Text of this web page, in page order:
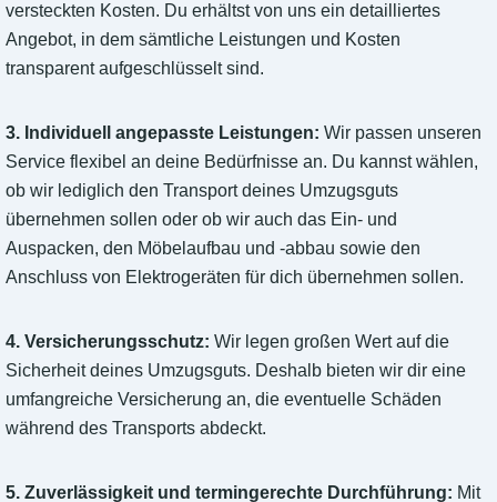
versteckten Kosten. Du erhältst von uns ein detailliertes
Angebot, in dem sämtliche Leistungen und Kosten
transparent aufgeschlüsselt sind.
3. Individuell angepasste Leistungen: Wir passen unseren
Service flexibel an deine Bedürfnisse an. Du kannst wählen,
ob wir lediglich den Transport deines Umzugsguts
übernehmen sollen oder ob wir auch das Ein- und
Auspacken, den Möbelaufbau und -abbau sowie den
Anschluss von Elektrogeräten für dich übernehmen sollen.
4. Versicherungsschutz: Wir legen großen Wert auf die
Sicherheit deines Umzugsguts. Deshalb bieten wir dir eine
umfangreiche Versicherung an, die eventuelle Schäden
während des Transports abdeckt.
5. Zuverlässigkeit und termingerechte Durchführung: Mit